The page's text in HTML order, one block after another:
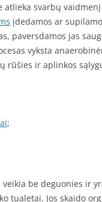
svarbų
įdedamos ar
paversdamos jas
vyksta
rūšies ir aplinkos
;
be deguonies ir
tualetai. Jos skaido